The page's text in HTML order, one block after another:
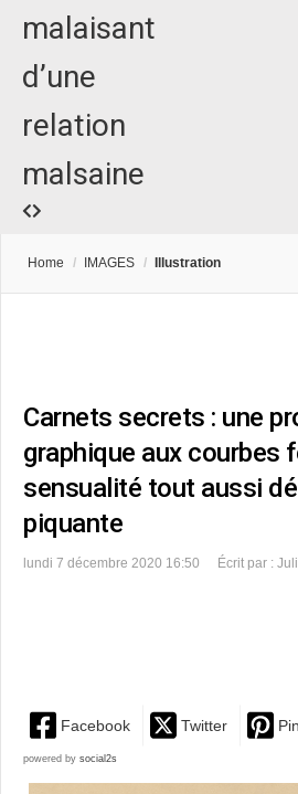
malaisant
d’une
relation
malsaine
Home / IMAGES / Illustration
Carnets secrets : une
graphique aux courbes
sensualité tout aussi
piquante
lundi 7 décembre 2020 16:50 Écrit par :
Facebook Twitter
powered by social2s